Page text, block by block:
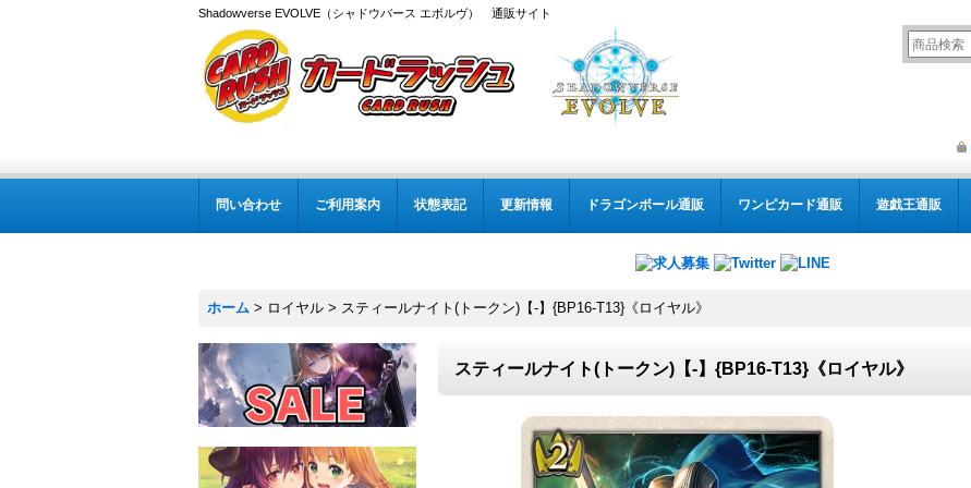
Shadowverse EVOLVE（シャドウバース エボルヴ） 通販サイト
問い合わせ ご利用案内 状態表記 更新情報 ドラゴンボール通販 ワンピカード通販 遊戯王通販
ホーム > ロイヤル > スティールナイト(トークン)【-】{BP16-T13}《ロイヤル》
スティールナイト(トークン)【-】{BP16-T13}《ロイヤル》